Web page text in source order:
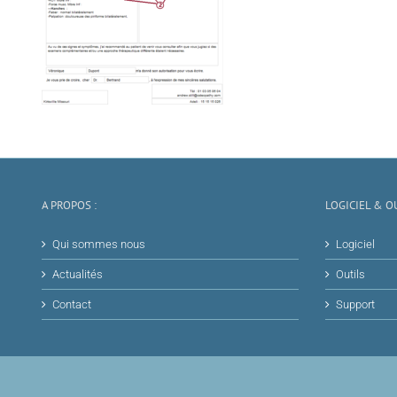
A PROPOS :
Qui sommes nous
Actualités
Contact
LOGICIEL &
Logiciel
Outils
Support